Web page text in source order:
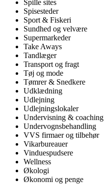
Spille sites
Spisesteder
Sport & Fiskeri
Sundhed og velvære
Supermarkeder
Take Aways
Tandlæger
Transport og fragt
Tøj og mode
Tømrer & Snedkere
Udklædning
Udlejning
Udlejningslokaler
Undervisning & coaching
Undervognsbehandling
VVS firmaer og tilbehør
Vikarbureauer
Vinduespudsere
Wellness
Økologi
Økonomi og penge